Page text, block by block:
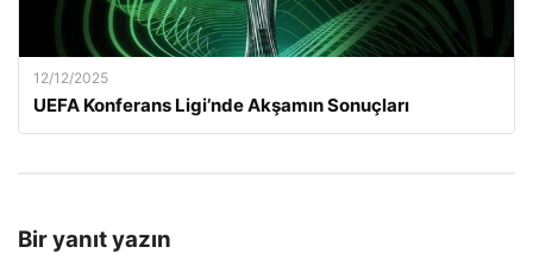
12/12/2025
UEFA Konferans Ligi’nde Akşamın Sonuçları
Bir yanıt yazın